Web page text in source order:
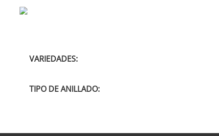
VARIEDADES:
TIPO DE ANILLADO: